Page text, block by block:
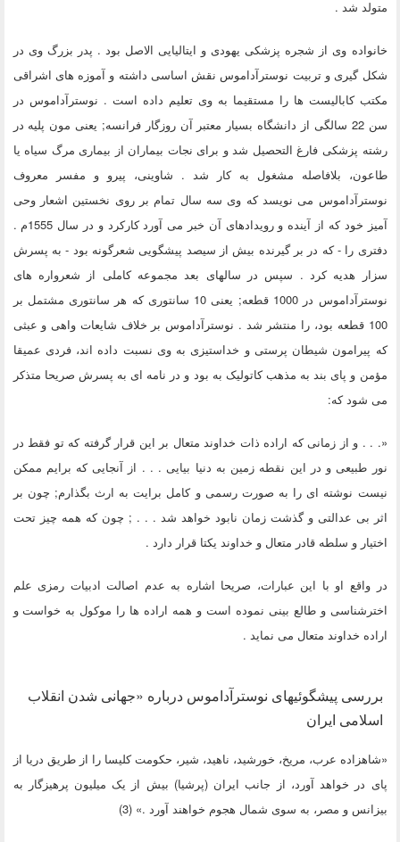
متولد شد .
خانواده وی از شجره پزشکی یهودی و ایتالیایی الاصل بود . پدر بزرگ وی در
شکل گیری و تربیت نوسترآداموس نقش اساسی داشته و آموزه های اشراقی
مکتب کابالیست ها را مستقیما به وی تعلیم داده است . نوسترآداموس در
سن 22 سالگی از دانشگاه بسیار معتبر آن روزگار فرانسه; یعنی مون پلیه در
رشته پزشکی فارغ التحصیل شد و برای نجات بیماران از بیماری مرگ سیاه یا
طاعون، بلافاصله مشغول به کار شد . شاوینی، پیرو و مفسر معروف
نوسترآداموس می نویسد که وی سه سال تمام بر روی نخستین اشعار وحی
آمیز خود که از آینده و رویدادهای آن خبر می آورد کارکرد و در سال 1555م .
دفتری را - که در بر گیرنده بیش از سیصد پیشگویی شعرگونه بود - به پسرش
سزار هدیه کرد . سپس در سالهای بعد مجموعه کاملی از شعرواره های
نوسترآداموس در 1000 قطعه; یعنی 10 سانتوری که هر سانتوری مشتمل بر
100 قطعه بود، را منتشر شد . نوسترآداموس بر خلاف شایعات واهی و عبثی
که پیرامون شیطان پرستی و خداستیزی به وی نسبت داده اند، فردی عمیقا
مؤمن و پای بند به مذهب کاتولیک به بود و در نامه ای به پسرش صریحا متذکر
می شود که:
«. . . و از زمانی که اراده ذات خداوند متعال بر این قرار گرفته که تو فقط در
نور طبیعی و در این نقطه زمین به دنیا بیایی . . . از آنجایی که برایم ممکن
نیست نوشته ای را به صورت رسمی و کامل برایت به ارث بگذارم; چون بر
اثر بی عدالتی و گذشت زمان نابود خواهد شد . . . ; چون که همه چیز تحت
اختیار و سلطه قادر متعال و خداوند یکتا قرار دارد .
در واقع او با این عبارات، صریحا اشاره به عدم اصالت ادبیات رمزی علم
اخترشناسی و طالع بینی نموده است و همه اراده ها را موکول به خواست و
اراده خداوند متعال می نماید .
بررسی پیشگوئیهای نوسترآداموس درباره «جهانی شدن انقلاب
اسلامی ایران
«شاهزاده عرب، مریخ، خورشید، ناهید، شیر، حکومت کلیسا را از طریق دریا از
پای در خواهد آورد، از جانب ایران (پرشیا) بیش از یک میلیون پرهیزگار به
بیزانس و مصر، به سوی شمال هجوم خواهند آورد .» (3)